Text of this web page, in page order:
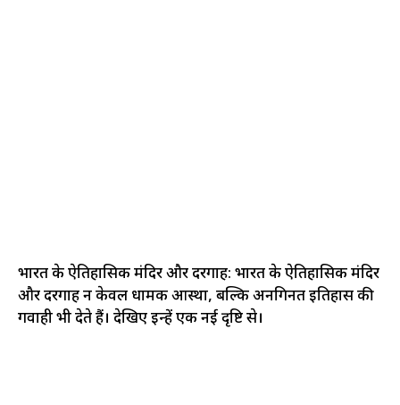
भारत के ऐतिहासिक मंदिर और दरगाह: भारत के ऐतिहासिक मंदिर
और दरगाह न केवल धार्मिक आस्था, बल्कि अनगिनत इतिहास की
गवाही भी देते हैं। देखिए इन्हें एक नई दृष्टि से।